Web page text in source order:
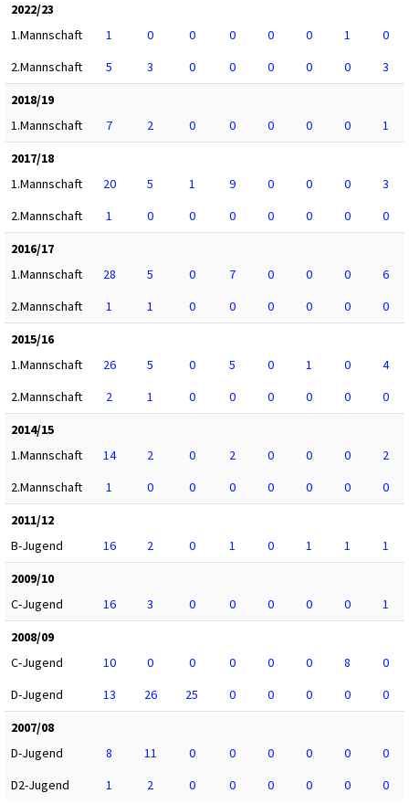
2022/23
1.Mannschaft
1 0 0 0 0 0 1
0
2.Mannschaft
5 3 0 0 0 0 0
3
2018/19
1.Mannschaft
7 2 0 0 0 0 0
1
2017/18
1.Mannschaft
20 5 1 9 0 0 0
3
2.Mannschaft
1 0 0 0 0 0 0
0
2016/17
1.Mannschaft
28 5 0 7 0 0 0
6
2.Mannschaft
1 1 0 0 0 0 0
0
2015/16
1.Mannschaft
26 5 0 5 0 1 0
4
2.Mannschaft
2 1 0 0 0 0 0
0
2014/15
1.Mannschaft
14 2 0 2 0 0 0
2
2.Mannschaft
1 0 0 0 0 0 0
0
2011/12
B-Jugend
16 2 0 1 0 1 1
1
2009/10
C-Jugend
16 3 0 0 0 0 0
1
2008/09
C-Jugend
10 0 0 0 0 0 8
0
D-Jugend
13 26 25 0 0 0 0
0
2007/08
D-Jugend
8 11 0 0 0 0 0
0
D2-Jugend
1 2 0 0 0 0 0 0